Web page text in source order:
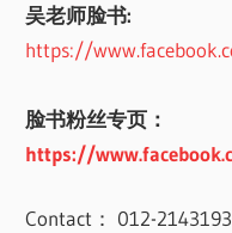
吴老师脸书:
https://
脸书粉丝专页：
https://
Contact： 012-2143193